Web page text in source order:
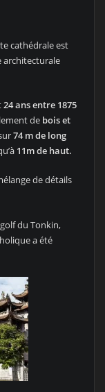
cathédrale est
architecturale
24 ans entre 1875
de bois et
74 m de long
11m de haut.
de détails
du Tonkin,
a été